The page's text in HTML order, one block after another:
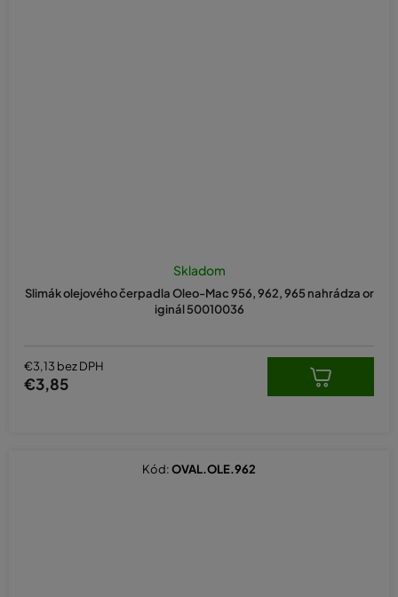
Slimák olejového čerpadla Oleo-Mac 956, 962, 965 nahrádza or
iginál 50010036
Skladom
€3,13 bez DPH
€3,85
Kód:OVAL.OLE.962